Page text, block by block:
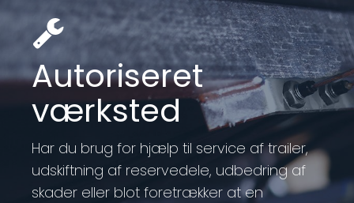
Autoriseret
værksted
Har du brug for hjælp til service af trailer,
udskiftning af reservedele, udbedring af
skader eller blot foretrækker at en